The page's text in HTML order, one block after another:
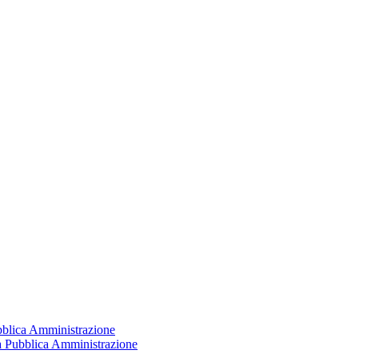
Amministrazione
Amministrazione